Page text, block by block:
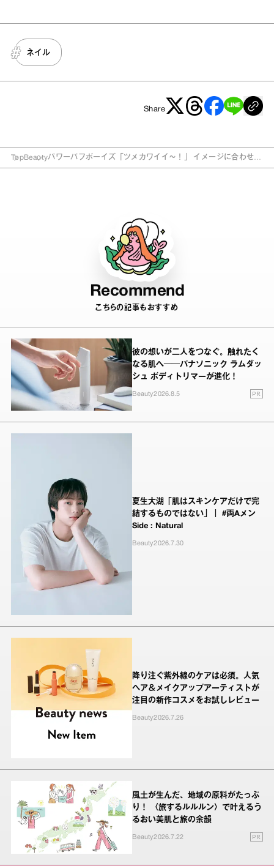
ネイル
Share
TopBeautyパワーパフボーイズ「ツメカワイイ～！」 イメージに合わせた
Recommend
こちらの記事もおすすめ
彼の想いが二人をつなぐ。触れたく
なる肌へ──パナソニック ラムダッ
シュ ボディトリマーが進化！
Beauty2026.8.5 PR
夏生大湖「肌はスキンケアだけで完
結するものではない」｜ #両Aメン
Side : Natural
Beauty2026.7.30
降り注ぐ紫外線のケアは必須。人気
ヘア＆メイクアップアーティストが
注目の新作コスメをお試しレビュー
Beauty2026.7.26
風土が生んだ、地域の原料がたっぷ
り！ 〈旅するルルルン〉で叶えるう
るおい美肌と旅の余韻
Beauty2026.7.22 PR